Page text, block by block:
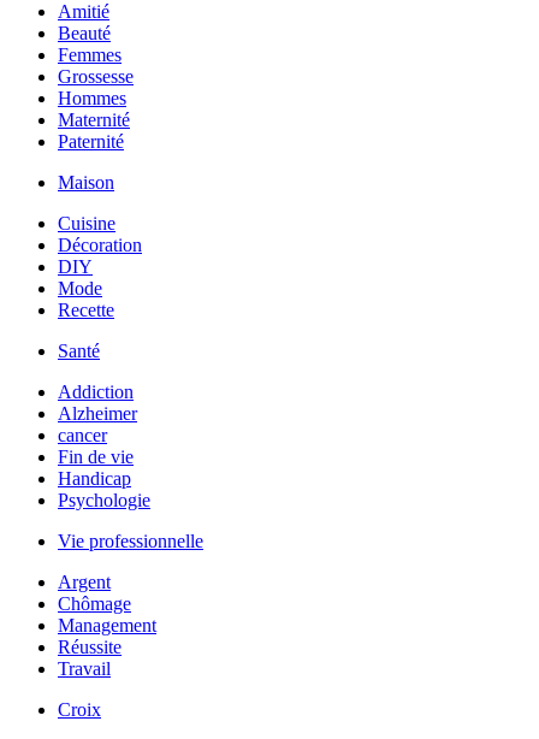
Amitié
Beauté
Femmes
Grossesse
Hommes
Maternité
Paternité
Maison
Cuisine
Décoration
DIY
Mode
Recette
Santé
Addiction
Alzheimer
cancer
Fin de vie
Handicap
Psychologie
Vie professionnelle
Argent
Chômage
Management
Réussite
Travail
Croix